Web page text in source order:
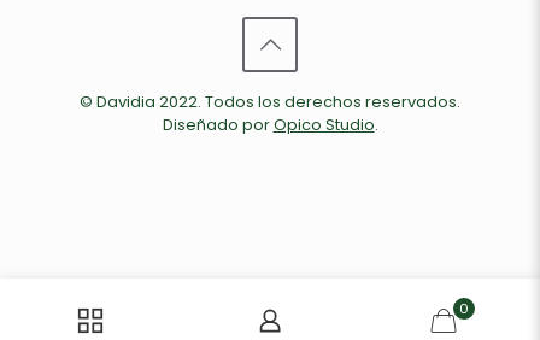
© Davidia 2022. Todos los derechos reservados.
Diseñado porOpico Studio.
0
Aviso Legal Política de Privacidad
Política de Cookies